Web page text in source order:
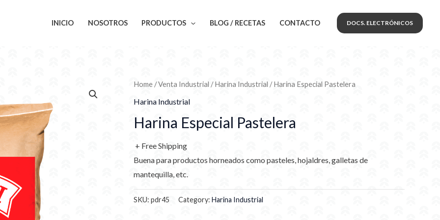
INICIO NOSOTROS PRODUCTOS BLOG / RECETAS CONTACTO DOCS. ELECTRÓNICOS
Home /Venta Industrial /Harina Industrial / Harina Especial Pastelera
Harina Industrial
Harina Especial Pastelera
+ Free Shipping
Buena para productos horneados como pasteles, hojaldres, galletas de
mantequilla, etc.
SKU: pdr45 Category: Harina Industrial